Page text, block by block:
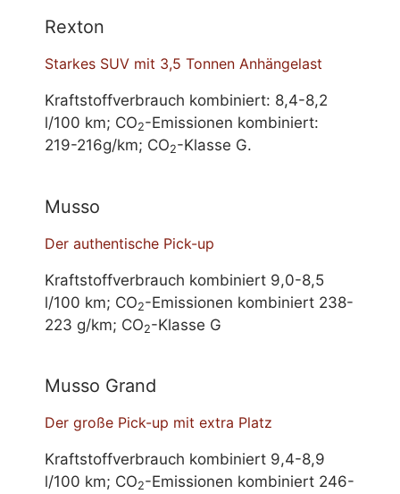
Rexton
Starkes SUV mit 3,5 Tonnen Anhängelast
Kraftstoffverbrauch kombiniert: 8,4-8,2
l/100 km; CO2-Emissionen kombiniert:
219-216g/km; CO2-Klasse G.
Musso
Der authentische Pick-up
Kraftstoffverbrauch kombiniert 9,0-8,5
l/100 km; CO2-Emissionen kombiniert 238-
223 g/km; CO2-Klasse G
Musso Grand
Der große Pick-up mit extra Platz
Kraftstoffverbrauch kombiniert 9,4-8,9
l/100 km; CO2-Emissionen kombiniert 246-